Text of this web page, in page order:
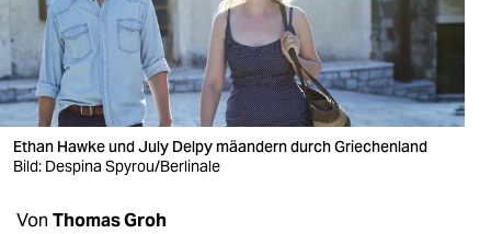
wahrheit
verlag
verlag
veranstaltungen
shop
Ethan Hawke und July Delpy mäandern durch Griechenland
Bild: Despina Spyrou/Berlinale
Von Thomas Groh